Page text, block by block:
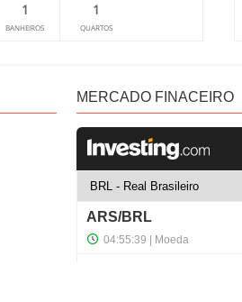
1
BANHEIROS
1
QUARTOS
MERCADO FINACEIRO